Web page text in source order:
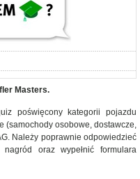
Masters.
poświęcony kategorii pojazdu
(samochody osobowe, dostawcze,
Należy poprawnie odpowiedzieć
oraz wypełnić formulara